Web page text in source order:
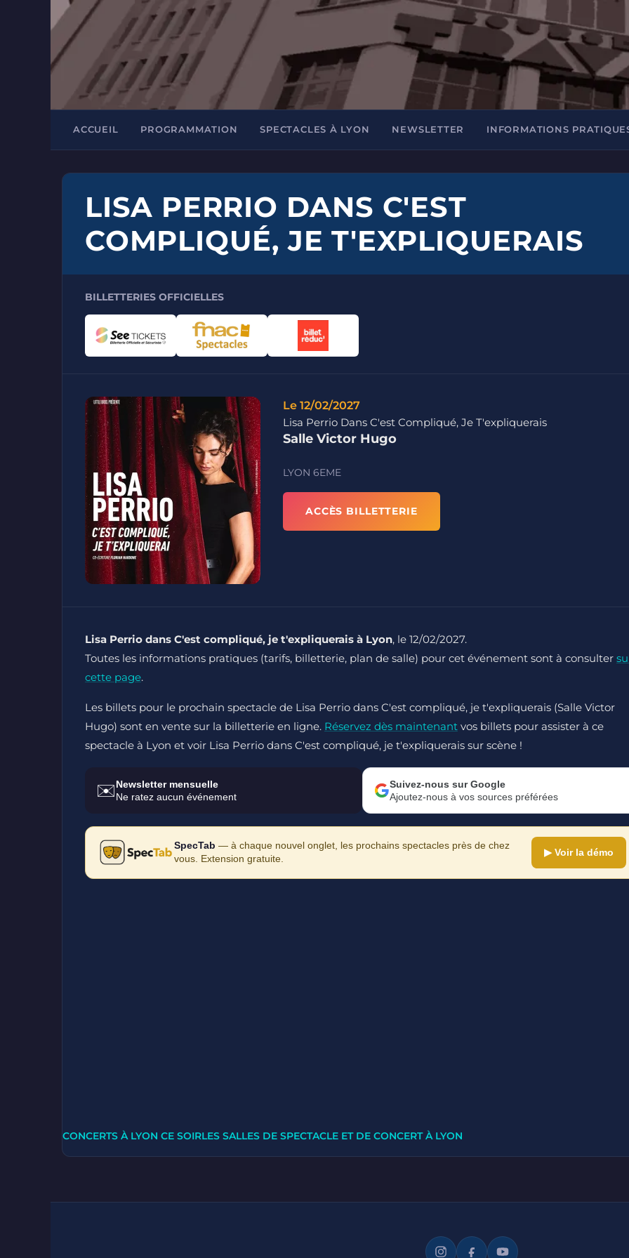
ACCUEIL PROGRAMMATION SPECTACLES À LYON NEWSLETTER INFORMATIONS
LISA PERRIO DANS C'EST
COMPLIQUÉ, JE T'EXPLIQUERAIS
BILLETTERIES OFFICIELLES
Le 12/02/2027
Lisa Perrio Dans C'est Compliqué, Je T'expliquerais
Salle Victor Hugo
LYON 6EME
ACCÈS BILLETTERIE
Lisa Perrio dans C'est compliqué, je t'expliquerais à Lyon, le 12/02/2027.
Toutes les informations pratiques (tarifs, billetterie, plan de salle) pour cet événement sont à consulter
cette page.
Les billets pour le prochain spectacle de Lisa Perrio dans C'est compliqué, je t'expliquerais (Salle Victor
Hugo) sont en vente sur la billetterie en ligne. Réservez dès maintenant vos billets pour assister à ce
spectacle à Lyon et voir Lisa Perrio dans C'est compliqué, je t'expliquerais sur scène !
✉️Newsletter mensuelle
Ne ratez aucun événement
Suivez-nous sur Google
Ajoutez-nous à vos sources préférées
SpecTab — à chaque nouvel onglet, les prochains spectacles près de chez
vous. Extension gratuite.
▶ Voir la démo
CONCERTS À LYON CE SOIRLES SALLES DE SPECTACLE ET DE CONCERT À LYON